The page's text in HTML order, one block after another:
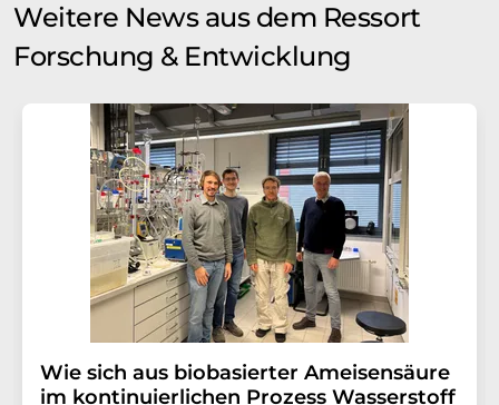
Weitere News aus dem Ressort
Forschung & Entwicklung
Wie sich aus biobasierter Ameisensäure
im kontinuierlichen Prozess Wasserstoff